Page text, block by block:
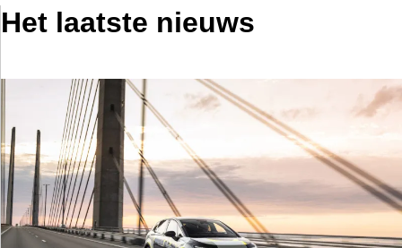
Het laatste nieuws